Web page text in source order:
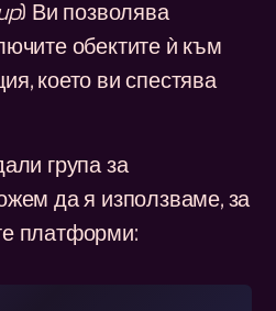
) Ви позволява
обектите ѝ към
което ви спестява
група за
да я използваме, за
платформи: